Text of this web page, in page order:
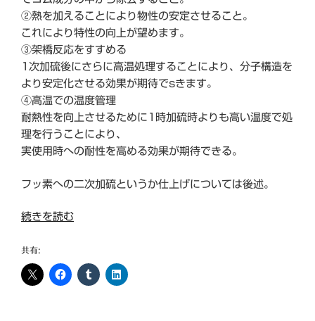
②熱を加えることにより物性の安定させること。
これにより特性の向上が望めます。
③架橋反応をすすめる
1次加硫後にさらに高温処理することにより、分子構造を
より安定化させる効果が期待でsきます。
④高温での温度管理
耐熱性を向上させるために1時加硫時よりも高い温度で処
理を行うことにより、
実使用時への耐性を高める効果が期待できる。
フッ素への二次加硫というか仕上げについては後述。
“シ
コ
ン
ゴ
続きを読む
共有: